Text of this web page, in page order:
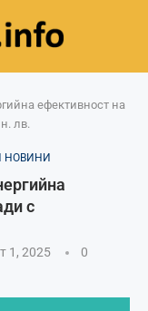
ефективност на
лв.
НОВИНИ
с
1, 2025
0